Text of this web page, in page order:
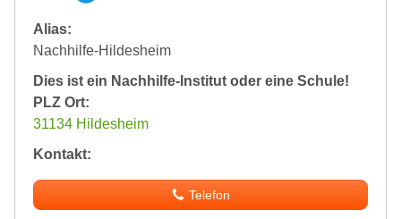
Alias:
Nachhilfe-Hildesheim
Dies ist ein Nachhilfe-Institut oder eine Schule!
PLZ Ort:
31134 Hildesheim
Kontakt:
Telefon